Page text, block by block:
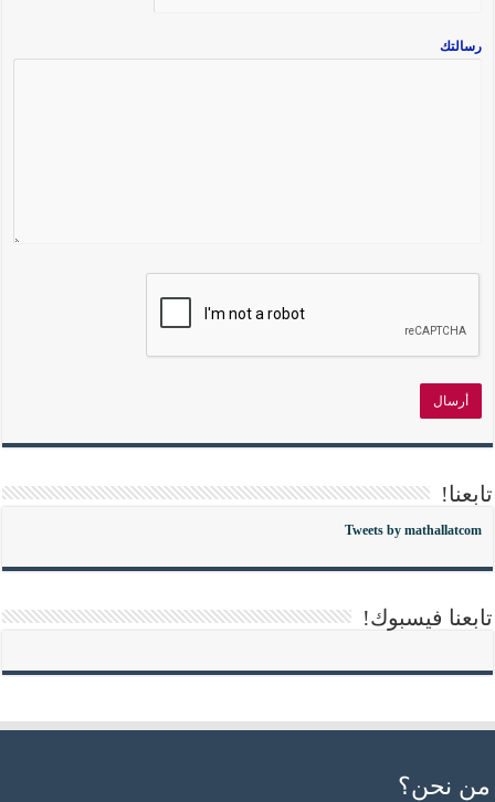
رسالتك
تابعنا!
Tweets by mathallatcom
تابعنا فيسبوك!
من نحن؟